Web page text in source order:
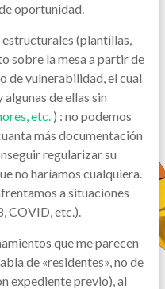
oportunidad.
(plantillas,
sobre la mesa a partir de
de vulnerabilidad, el cual
de ellas sin
etc.) : no podemos
más documentación
regularizar su
no haríamos cualquiera.
a situaciones
COVID, etc.).
que me parecen
de «residentes», no de
expediente previo), al